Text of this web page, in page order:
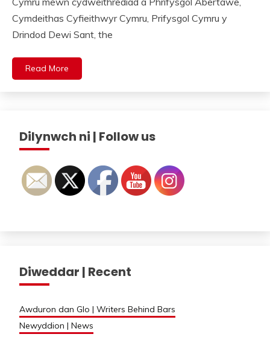
Cymdeithas Cyfieithwyr Cymru, Prifysgol Cymru y
Drindod Dewi Sant, the
Read More
Dilynwch ni | Follow us
Diweddar | Recent
Awduron dan Glo | Writers Behind Bars
Newyddion | News